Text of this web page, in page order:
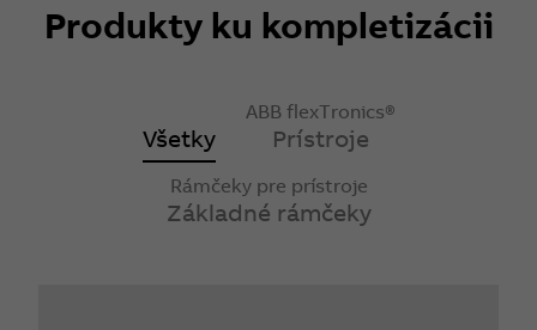
Produkty ku kompletizácii
Všetky
ABB flexTronics®
Prístroje
Rámčeky pre prístroje
Základné rámčeky